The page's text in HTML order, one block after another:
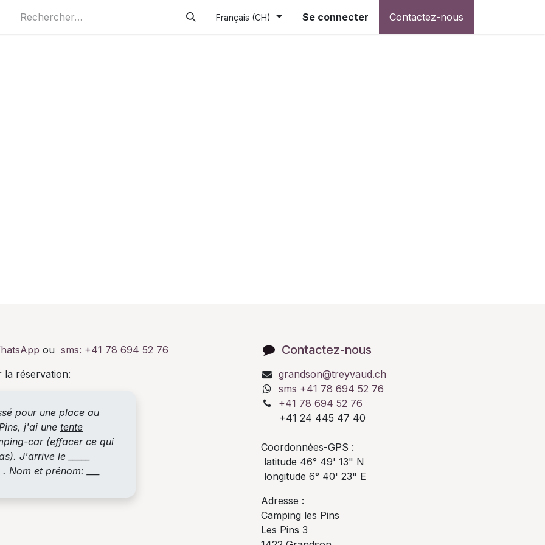
Français (CH) Se connecter Contactez-nous
ou sms: +41 78 694 52 76
la réservation:
pour une place au
j'ai une tente
car(effacer ce qui
J'arrive le _____
. Nom et prénom: ___
Contactez-nous
grandson@treyvaud.ch
sms +41 78 694 52 76
+41 78 694 52 76
+41 24 445 47 40
Coordonnées-GPS :
latitude 46° 49' 13" N
longitude 6° 40' 23" E
Adresse :
Camping les Pins
Les Pins 3